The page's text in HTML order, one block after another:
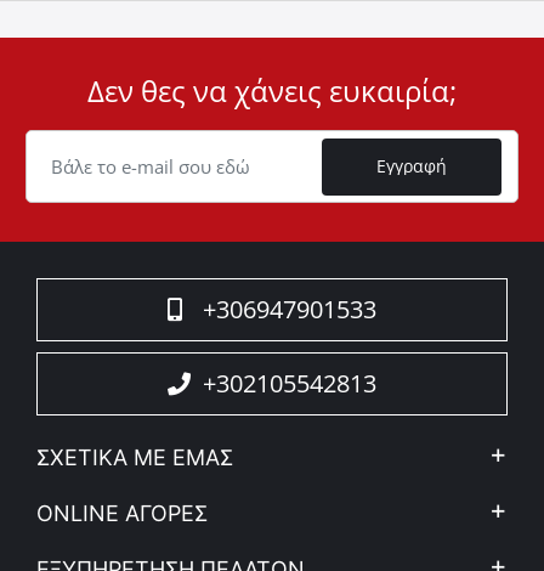
ID
Cookie
Δεν θες να χάνεις ευκαιρία;
Εγγραφή
+306947901533
+302105542813
ΣΧΕΤΙΚΑ ΜΕ ΕΜΑΣ
Η Εταιρεία
ONLINE ΑΓΟΡΕΣ
Ο λογαριασμός μου